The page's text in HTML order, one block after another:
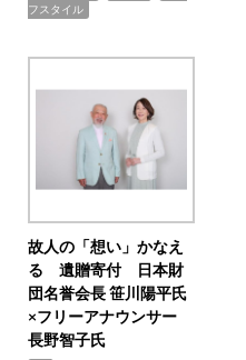
フスタイル
故人の「想い」かなえ
る 遺贈寄付 日本財
団名誉会長 笹川陽平氏
×フリーアナウンサー
長野智子氏